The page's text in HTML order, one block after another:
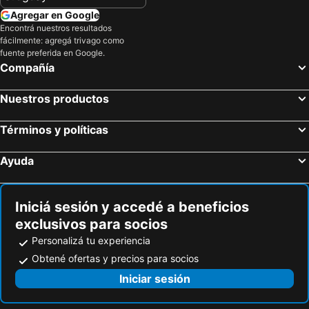
Ritz Leblon
Agregar en Google
Encontrá nuestros resultados
fácilmente: agregá trivago como
fuente preferida en Google.
Compañía
Nuestros productos
Términos y políticas
Ayuda
Iniciá sesión y accedé a beneficios
exclusivos para socios
Personalizá tu experiencia
Obtené ofertas y precios para socios
Iniciar sesión